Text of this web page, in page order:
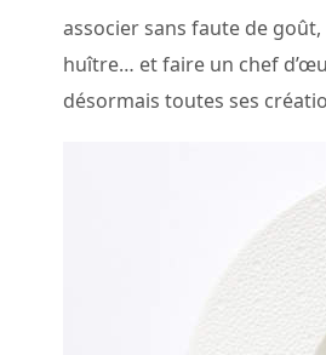
associer sans faute de
huître… et faire un chef
désormais toutes ses